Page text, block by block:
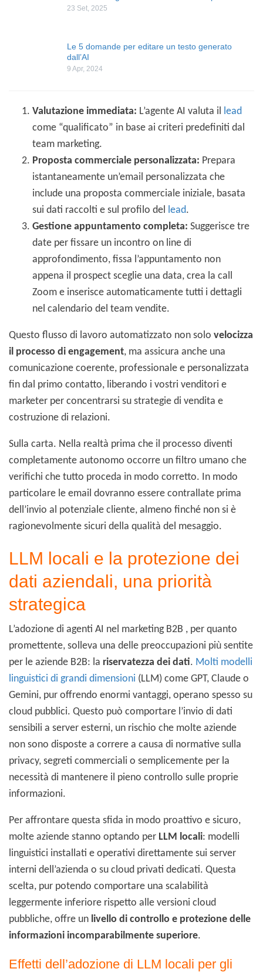
23 Set, 2025
Le 5 domande per editare un testo generato
dall’AI
9 Apr, 2024
Valutazione immediata: L’agente AI valuta il lead
come “qualificato” in base ai criteri predefiniti dal
team marketing.
Proposta commerciale personalizzata: Prepara
istantaneamente un’email personalizzata che
include una proposta commerciale iniziale, basata
sui dati raccolti e sul profilo del lead.
Gestione appuntamento completa: Suggerisce tre
date per fissare un incontro on line di
approfondimento, fissa l’appuntamento non
appena il prospect sceglie una data, crea la call
Zoom e inserisce automaticamente tutti i dettagli
nel calendario del team vendite.
Questo flusso di lavoro automatizzato non solo velocizza
il processo di engagement, ma assicura anche una
comunicazione coerente, professionale e personalizzata
fin dal primo contatto, liberando i vostri venditori e
marketer per concentrarsi su strategie di vendita e
costruzione di relazioni.
Sulla carta. Nella realtà prima che il processo diventi
completamente autonomo occorre un filtro umano che
verifichi che tutto proceda in modo corretto. In modo
particolare le email dovranno essere contrallate prima
dell’invio al potenziale cliente, almeno finché non si è
ragionevolmente sicuri della qualità del mesaggio.
LLM locali e la protezione dei
dati aziendali, una priorità
strategica
L’adozione di agenti AI nel marketing B2B , per quanto
promettente, solleva una delle preoccupazioni più sentite
per le aziende B2B: la riservatezza dei dati. Molti modelli
linguistici di grandi dimensioni (LLM) come GPT, Claude o
Gemini, pur offrendo enormi vantaggi, operano spesso su
cloud pubblici. Questo può comportare l’invio di dati
sensibili a server esterni, un rischio che molte aziende
non sono disposte a correre a causa di normative sulla
privacy, segreti commerciali o semplicemente per la
necessità di mantenere il pieno controllo sulle proprie
informazioni.
Per affrontare questa sfida in modo proattivo e sicuro,
molte aziende stanno optando per LLM locali: modelli
linguistici installati e operativi direttamente sui server
interni dell’azienda o su cloud privati dedicati. Questa
scelta, pur potendo comportare una scalabilità
leggermente inferiore rispetto alle versioni cloud
pubbliche, offre un livello di controllo e protezione delle
informazioni incomparabilmente superiore.
Effetti dell’adozione di LLM locali per gli